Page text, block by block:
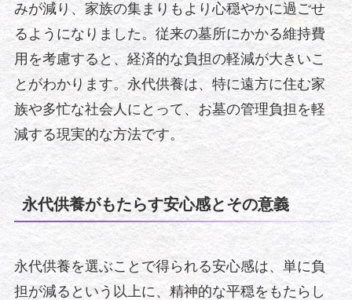
みが減り、家族の集まりもより心穏やかに過ごせ
るようになりました。従来の墓所にかかる維持費
用を考慮すると、経済的な負担の軽減が大きいこ
とがわかります。永代供養は、特に遠方に住む家
族や多忙な社会人にとって、お墓の管理負担を軽
減する現実的な方法です。
永代供養がもたらす安心感とその意義
永代供養を選ぶことで得られる安心感は、単に負
担が減るという以上に、精神的な平穏をもたらし